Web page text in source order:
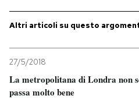
Scienza
Cultura
Sport
Altri articoli su questo
27/5/2018
La metropolitana di Londra non
passa molto bene